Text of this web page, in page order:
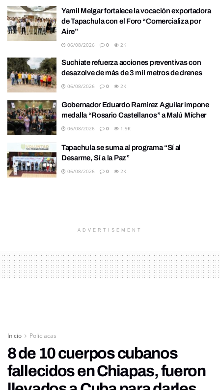
Yamil Melgar fortalece la vocación exportadora
de Tapachula con el Foro “Comercializa por
Aire”
06/08/2026 0 2K
Suchiate refuerza acciones preventivas con
desazolve de más de 3 mil metros de drenes
06/08/2026 0 2K
Gobernador Eduardo Ramírez Aguilar impone
medalla “Rosario Castellanos” a Malú Mícher
06/08/2026 0 1.9K
Tapachula se suma al programa “Sí al
Desarme, Sí a la Paz”
06/08/2026 0 2K
ADVERTISEMENT
Inicio Policiacas
8 de 10 cuerpos cubanos
fallecidos en Chiapas, fueron